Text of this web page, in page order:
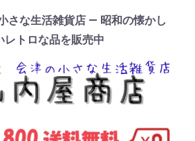
さな生活雑貨店 — 昭和の懐かし
レトロな品を販売中